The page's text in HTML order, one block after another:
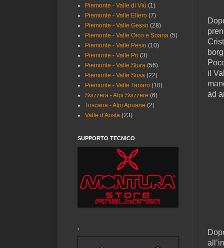
il
ad
Piemonte - Valle di Viù (1)
Piemonte - Valle Ellero (7)
Piemonte - Valle Gesso (28)
Piemonte - Valle Orco e Soana (5)
Piemonte - Valle Pesio (10)
Piemonte - Valle Po (3)
Piemonte - Valle Stura (56)
Piemonte - Valle Susa (22)
Piemonte - Valle Tanaro (10)
Svizzera - Alpi Svizzere (6)
Toscana - Alpi Apuane (2)
Valle d'Aosta (23)
SUPPORTO TECNICO
.